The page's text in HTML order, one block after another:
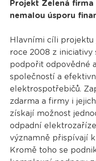
Projekt Zelená
nemalou úsporu
Hlavními cíli projektu
roce 2008 z iniciativy
podpořit odpovědné
společností a
elektrospotřebičů.
zdarma a firmy i
získají možnost
odpadní
významně přispívají
Kromě toho se